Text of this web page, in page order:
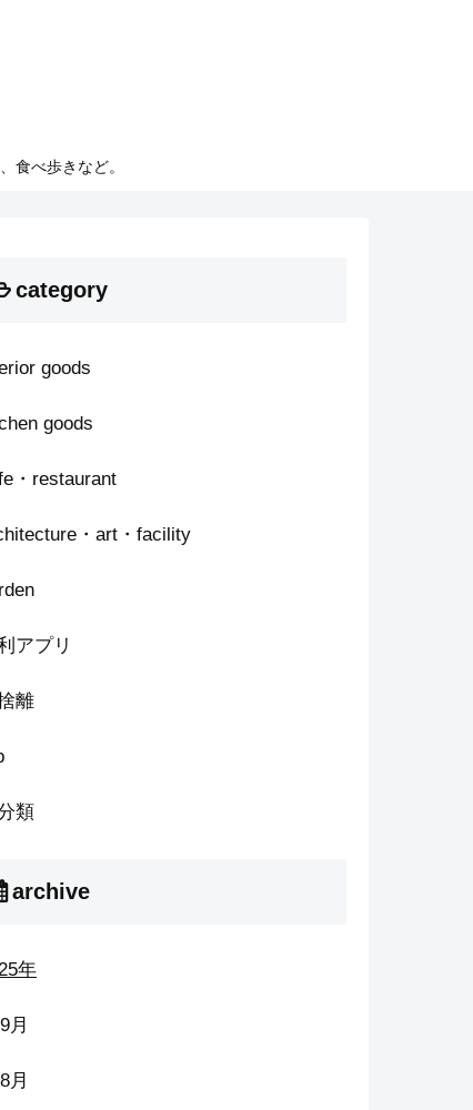
食べ歩きなど。
category
goods
goods
・restaurant
・art・facility
アプリ
離
類
archive
年
9月
8月